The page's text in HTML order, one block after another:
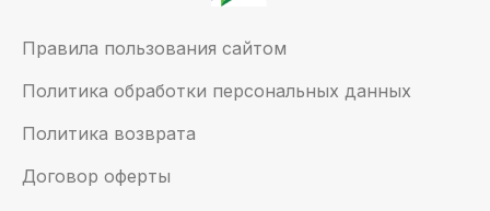
Правила пользования сайтом
Политика обработки персональных данных
Политика возврата
Договор оферты